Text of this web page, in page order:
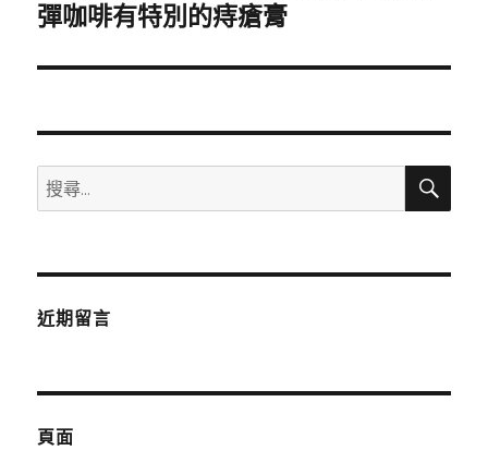
一
文
彈咖啡有特別的痔瘡膏
搜
尋
鍵
搜
近期留言
頁面